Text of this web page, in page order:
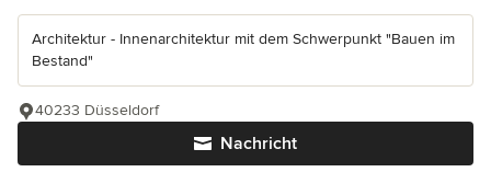
Architektur - Innenarchitektur mit dem Schwerpunkt "Bauen im
Bestand"
Nachricht
40233 Düsseldorf